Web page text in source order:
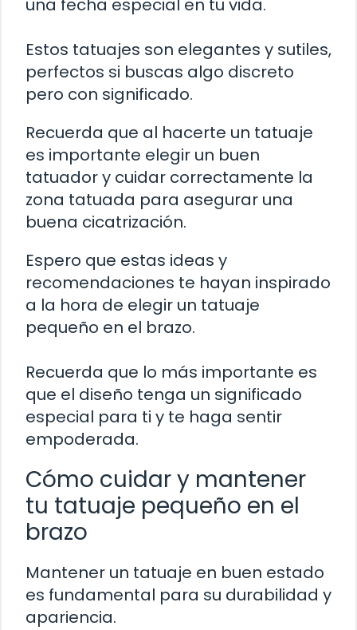
una fecha especial en tu vida.
Estos tatuajes son elegantes y sutiles,
perfectos si buscas algo discreto
pero con significado.
Recuerda que al hacerte un tatuaje
es importante elegir un buen
tatuador y cuidar correctamente la
zona tatuada para asegurar una
buena cicatrización.
Espero que estas ideas y
recomendaciones te hayan inspirado
a la hora de elegir un tatuaje
pequeño en el brazo.
Recuerda que lo más importante es
que el diseño tenga un significado
especial para ti y te haga sentir
empoderada.
Cómo cuidar y mantener
tu tatuaje pequeño en el
brazo
Mantener un tatuaje en buen estado
es fundamental para su durabilidad y
apariencia.